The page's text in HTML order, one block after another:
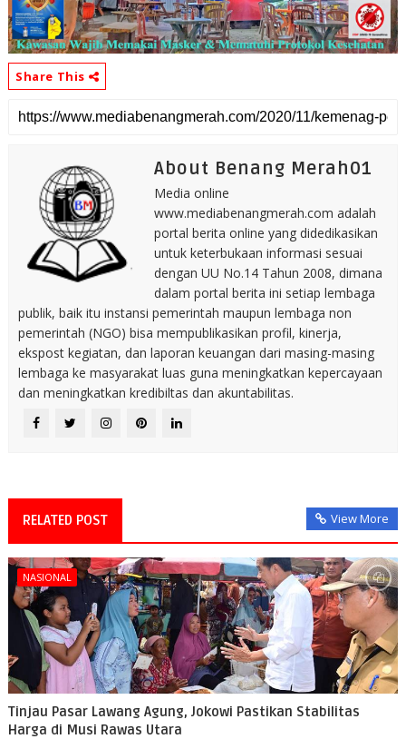
Share This
About Benang Merah01
Media online
www.mediabenangmerah.com adalah
portal berita online yang didedikasikan
untuk keterbukaan informasi sesuai
dengan UU No.14 Tahun 2008, dimana
dalam portal berita ini setiap lembaga
publik, baik itu instansi pemerintah maupun lembaga non
pemerintah (NGO) bisa mempublikasikan profil, kinerja,
ekspost kegiatan, dan laporan keuangan dari masing-masing
lembaga ke masyarakat luas guna meningkatkan kepercayaan
dan meningkatkan kredibiltas dan akuntabilitas.
RELATED POST View More
NASIONAL
Tinjau Pasar Lawang Agung, Jokowi Pastikan Stabilitas
Harga di Musi Rawas Utara